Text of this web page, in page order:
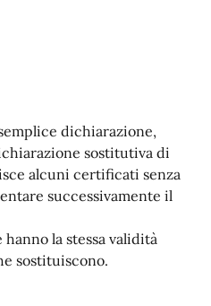
dichiarazione,
sostitutiva di
alcuni certificati senza
successivamente il
la stessa validità
sostituiscono.